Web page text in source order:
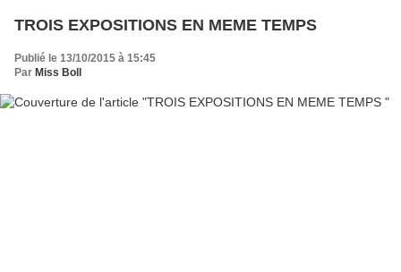
TROIS EXPOSITIONS EN MEME TEMPS
Publié le 13/10/2015 à 15:45
Par Miss Boll